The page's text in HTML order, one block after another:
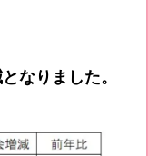
なりました。